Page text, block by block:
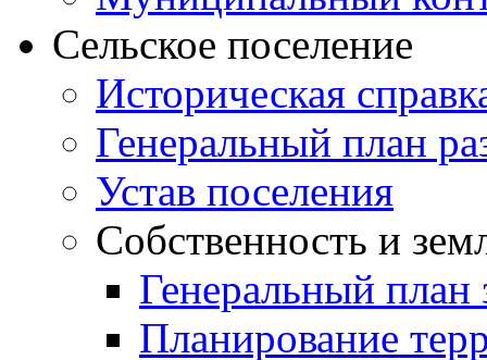
Сельское поселение
Историческая
Генеральный план
Устав поселения
Собственность и
Генеральный план
Планирование